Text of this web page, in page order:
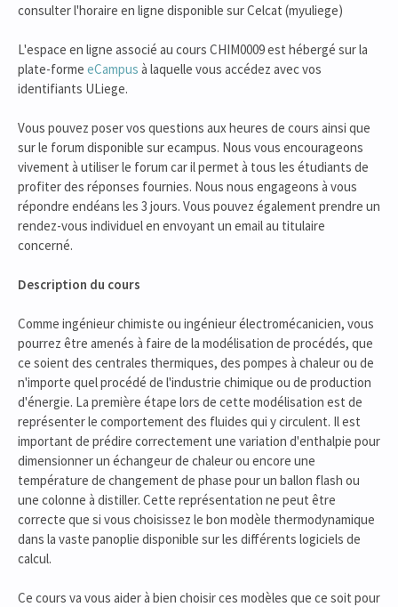
consulter l'horaire en ligne disponible sur Celcat (myuliege)
L'espace en ligne associé au cours CHIM0009 est hébergé sur la
plate-forme eCampus à laquelle vous accédez avec vos
identifiants ULiege.
Vous pouvez poser vos questions aux heures de cours ainsi que
sur le forum disponible sur ecampus. Nous vous encourageons
vivement à utiliser le forum car il permet à tous les étudiants de
profiter des réponses fournies. Nous nous engageons à vous
répondre endéans les 3 jours. Vous pouvez également prendre un
rendez-vous individuel en envoyant un email au titulaire
concerné.
Description du cours
Comme ingénieur chimiste ou ingénieur électromécanicien, vous
pourrez être amenés à faire de la modélisation de procédés, que
ce soient des centrales thermiques, des pompes à chaleur ou de
n'importe quel procédé de l'industrie chimique ou de production
d'énergie. La première étape lors de cette modélisation est de
représenter le comportement des fluides qui y circulent. Il est
important de prédire correctement une variation d'enthalpie pour
dimensionner un échangeur de chaleur ou encore une
température de changement de phase pour un ballon flash ou
une colonne à distiller. Cette représentation ne peut être
correcte que si vous choisissez le bon modèle thermodynamique
dans la vaste panoplie disponible sur les différents logiciels de
calcul.
Ce cours va vous aider à bien choisir ces modèles que ce soit pour